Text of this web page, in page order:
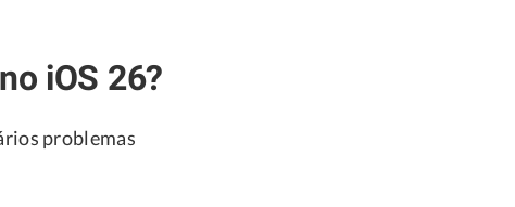
iOS 26?
problemas